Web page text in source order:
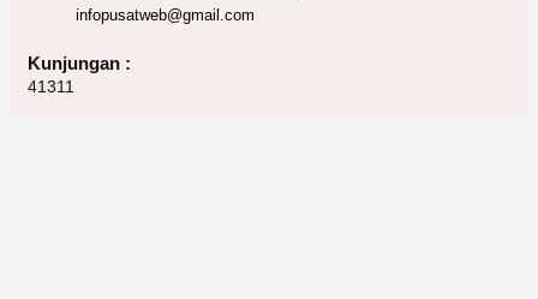
infopusatweb@gmail.com
Kunjungan :
41311